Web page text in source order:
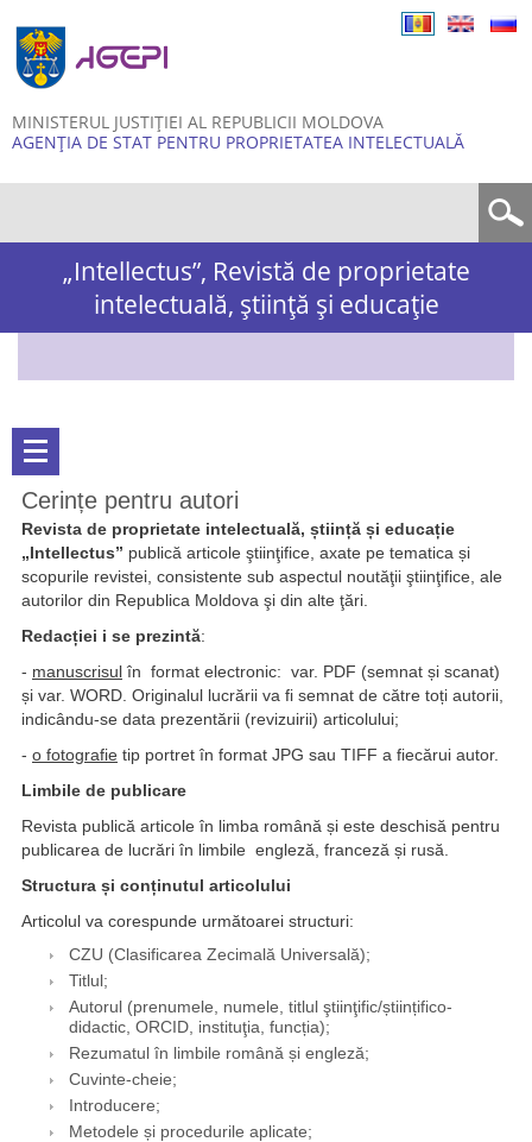
MINISTERUL JUSTIȚIEI AL REPUBLICII MOLDOVA
AGENȚIA DE STAT PENTRU PROPRIETATEA INTELECTUALĂ
„Intellectus”, Revistă de proprietate
intelectuală, știință și educație
Cerințe pentru autori
Revista de proprietate intelectuală, știință și educație
„Intellectus” publică articole ştiinţifice, axate pe tematica și
scopurile revistei, consistente sub aspectul noutăţii ştiinţifice, ale
autorilor din Republica Moldova şi din alte ţări.
Redacției i se prezintă:
- manuscrisul în format electronic: var. PDF (semnat și scanat)
și var. WORD. Originalul lucrării va fi semnat de către toți autorii,
indicându-se data prezentării (revizuirii) articolului;
- o fotografie tip portret în format JPG sau TIFF a fiecărui autor.
Limbile de publicare
Revista publică articole în limba română și este deschisă pentru
publicarea de lucrări în limbile engleză, franceză și rusă.
Structura și conținutul articolului
Articolul va corespunde următoarei structuri:
CZU (Clasificarea Zecimală Universală);
Titlul;
Autorul (prenumele, numele, titlul ştiinţific/științifico-
didactic, ORCID, instituţia, funcția);
Rezumatul în limbile română și engleză;
Cuvinte-cheie;
Introducere;
Metodele și procedurile aplicate;